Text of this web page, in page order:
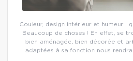
Couleur, design intérieur et humeur :
Beaucoup de choses ! En effet, se
bien aménagée, bien décorée et
adaptées à sa fonction nous